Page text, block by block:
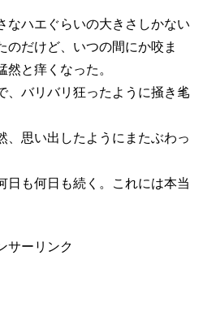
なハエぐらいの大きさしかない
のだけど、いつの間にか咬ま
と痒くなった。
、バリバリ狂ったように掻き毟
、思い出したようにまたぶわっ
日も何日も続く。これには本当
サーリンク